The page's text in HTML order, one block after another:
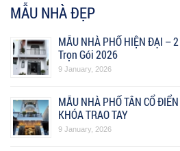
MẪU NHÀ ĐẸP
MẪU NHÀ PHỐ HIỆN ĐẠI –
Trọn Gói 2026
9 January, 2026
MẪU NHÀ PHỐ TÂN CỔ
KHÓA TRAO TAY
9 January, 2026